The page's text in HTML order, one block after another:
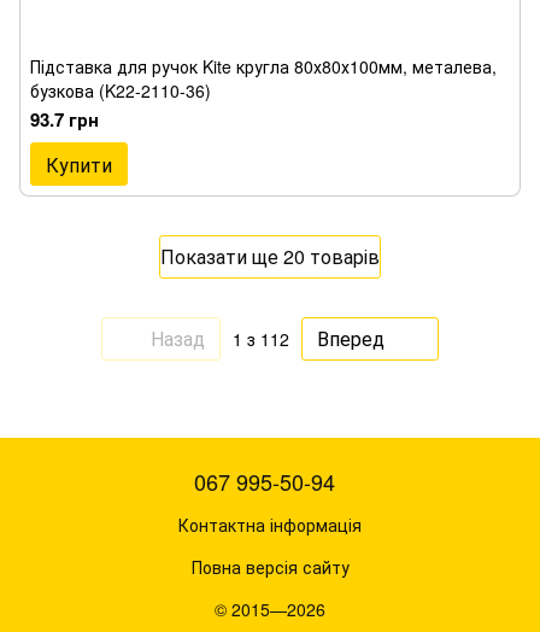
Підставка для ручок Kite кругла 80х80х100мм, металева,
бузкова (K22-2110-36)
93.7 грн
Купити
Показати ще 20 товарів
Назад 1 з 112 Вперед
067 995-50-94
Контактна інформація
Повна версія сайту
© 2015—2026